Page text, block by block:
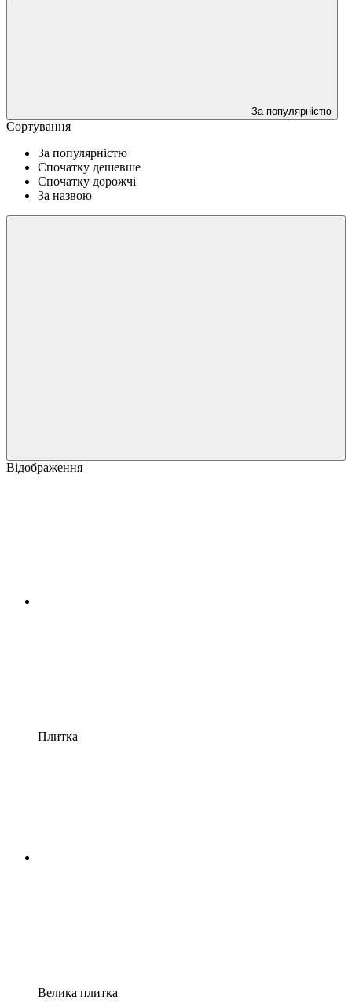
За популярністю
Сортування
За популярністю
Спочатку дешевше
Спочатку дорожчі
За назвою
Відображення
Плитка
Велика плитка